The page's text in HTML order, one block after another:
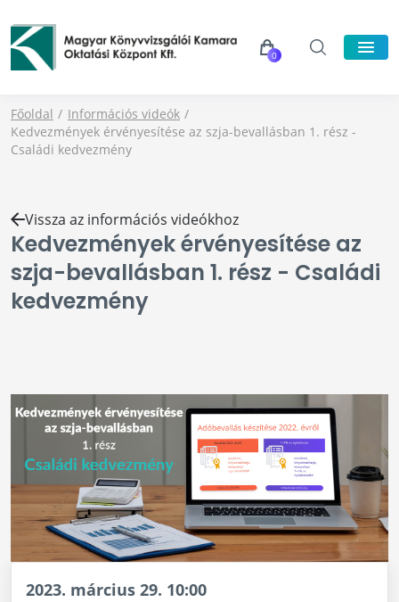
0
Főoldal
Információs videók
Kedvezmények érvényesítése az szja-bevallásban 1. rész -
Családi kedvezmény
Kedvezmények érvényesítése az
szja-bevallásban 1. rész - Családi
kedvezmény
Vissza az információs videókhoz
2023. március 29. 10:00